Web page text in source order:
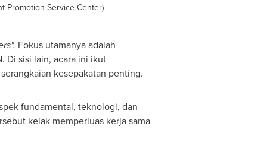
Promotion Service Center)
Fokus utamanya adalah
Di sisi lain, acara ini ikut
kesepakatan penting.
fundamental, teknologi, dan
kelak memperluas kerja sama